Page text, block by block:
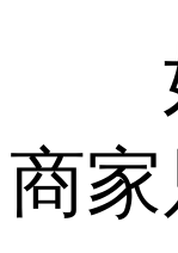
如
商